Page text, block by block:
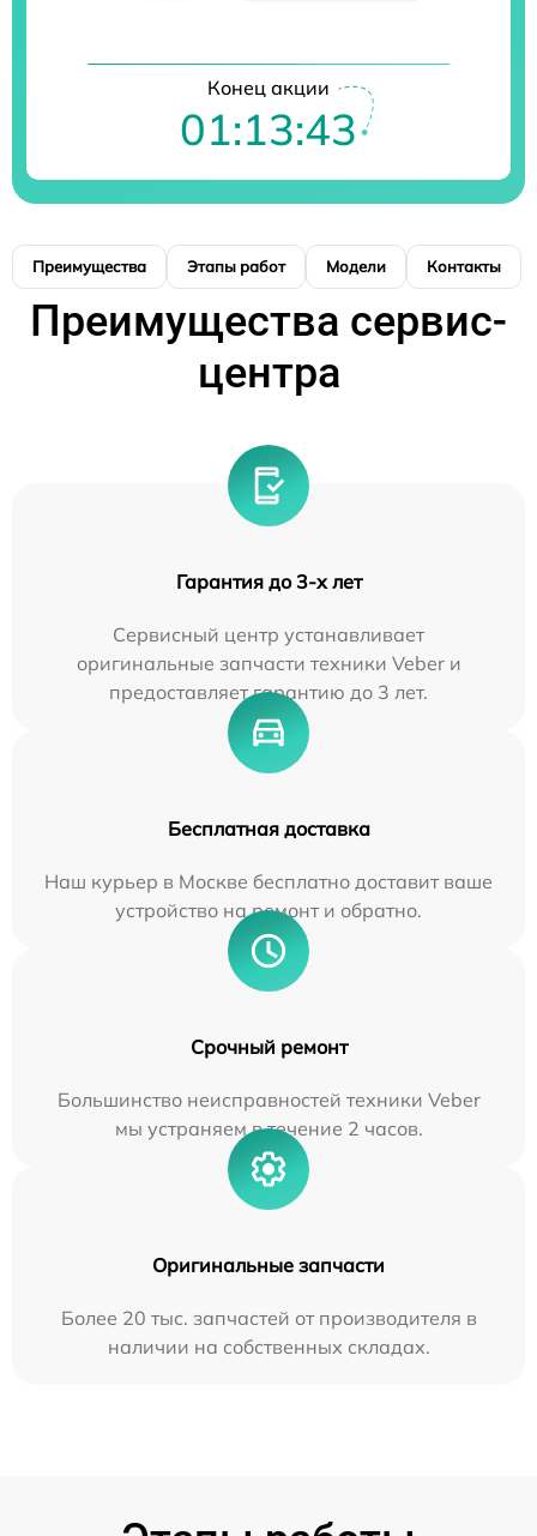
Конец акции
01:13:42
Преимущества Этапы работ Модели Контакты
Преимущества сервис-
центра
Гарантия до 3-х лет
Сервисный центр устанавливает
оригинальные запчасти техники Veber и
предоставляет гарантию до 3 лет.
Бесплатная доставка
Наш курьер в Москве бесплатно доставит ваше
устройство на ремонт и обратно.
Срочный ремонт
Большинство неисправностей техники Veber
мы устраняем в течение 2 часов.
Оригинальные запчасти
Более 20 тыс. запчастей от производителя в
наличии на собственных складах.